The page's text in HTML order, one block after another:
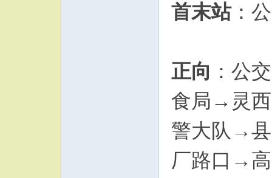
首末站：
正向 ：公
食局→灵
警大队→
厂路口→